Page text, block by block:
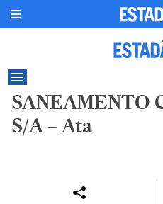
SANEAMENTO
S/A – Ata